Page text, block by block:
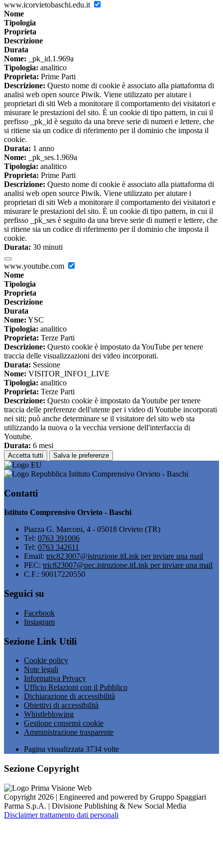
www.icorvietobaschi.edu.it
Nome
Tipologia
Proprieta
Descrizione
Durata
Nome: _pk_id.1.969a
Tipologia: analitico
Proprieta: Prime Parti
Descrizione: Questo nome di cookie è associato alla piattaforma di
analisi web open source Piwik. Viene utilizzato per aiutare i
proprietari di siti Web a monitorare il comportamento dei visitatori e
misurare le prestazioni del sito. È un cookie di tipo pattern, in cui il
prefisso _pk_id è seguito da una breve serie di numeri e lettere, che
si ritiene sia un codice di riferimento per il dominio che imposta il
cookie.
Durata: 1 anno
Nome: _pk_ses.1.969a
Tipologia: analitico
Proprieta: Prime Parti
Descrizione: Questo nome di cookie è associato alla piattaforma di
analisi web open source Piwik. Viene utilizzato per aiutare i
proprietari di siti Web a monitorare il comportamento dei visitatori e
misurare le prestazioni del sito. È un cookie di tipo pattern, in cui il
prefisso _pk_ses è seguito da una breve serie di numeri e lettere, che
si ritiene sia un codice di riferimento per il dominio che imposta il
cookie.
Durata: 30 minuti
www.youtube.com
Nome
Tipologia
Proprieta
Descrizione
Durata
Nome: YSC
Tipologia: analitico
Proprieta: Terze Parti
Descrizione: Questo cookie è impostato da YouTube per tenere
traccia delle visualizzazioni dei video incorporati.
Durata: Sessione
Nome: VISITOR_INFO1_LIVE
Tipologia: analitico
Proprieta: Terze Parti
Descrizione: Questo cookie è impostato da Youtube per tenere
traccia delle preferenze dell'utente per i video di Youtube incorporati
nei siti; può anche determinare se il visitatore del sito web sta
utilizzando la nuova o la vecchia versione dell'interfaccia di
Youtube.
Durata: 6 mesi
Accetta tutti Salva le preferenze
Istituto Comprensivo Orvieto - Baschi
Contatti
Istituto Comprensivo Orvieto - Baschi
Piazza G. Marconi, 4 - 05018 Orvieto (TR)
Tel: 0763 391006
Tel: 0763 342611
Email: tric823007@istruzione.itLink per inviare una mail
PEC: tric823007@pec.istruzione.itLink per inviare una mail
C.F.: 90017220550
Seguici su
Facebook
Instagram
Sezione Link Utili
Cookie policy
Note legali
Informativa Privacy
Ufficio Relazioni con il Pubblico
Dichiarazione di accessibilità
Obiettivi di accessibilità
Whistleblowing
Gestione consensi cookie
Amministrazione trasparente
Pagina visualizzata 3734 volte
Sezione Copyright
Copyright 2026 | Engineered and powered by Gruppo Spaggiari
Parma S.p.A. | Divisione Publishing & New Social Media
Disclaimer trattamento dati personali